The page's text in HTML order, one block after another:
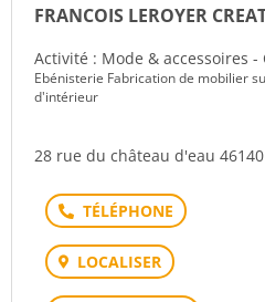
FRANCOIS LEROYER
Activité : Mode & accessoires -
Ebénisterie Fabrication de mobilier
d'intérieur
28 rue du château d'eau 46140
Téléphone
LOCALISER